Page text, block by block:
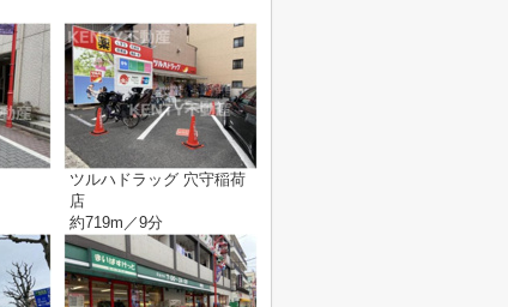
ツルハドラッグ 穴守稲荷
店
約719m／9分